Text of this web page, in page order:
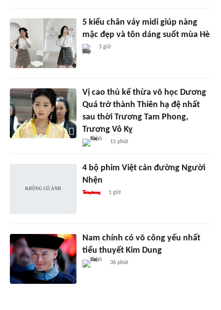
5 kiểu chân váy midi giúp nàng
mặc đẹp và tôn dáng suốt mùa Hè
3 giờ
Vị cao thủ kế thừa võ học Dương
Quá trở thành Thiên hạ đệ nhất
sau thời Trương Tam Phong,
Trương Vô Kỵ
15 phút
4 bộ phim Việt cản đường Người
Nhện
1 giờ
Nam chính có võ công yếu nhất
tiểu thuyết Kim Dung
36 phút